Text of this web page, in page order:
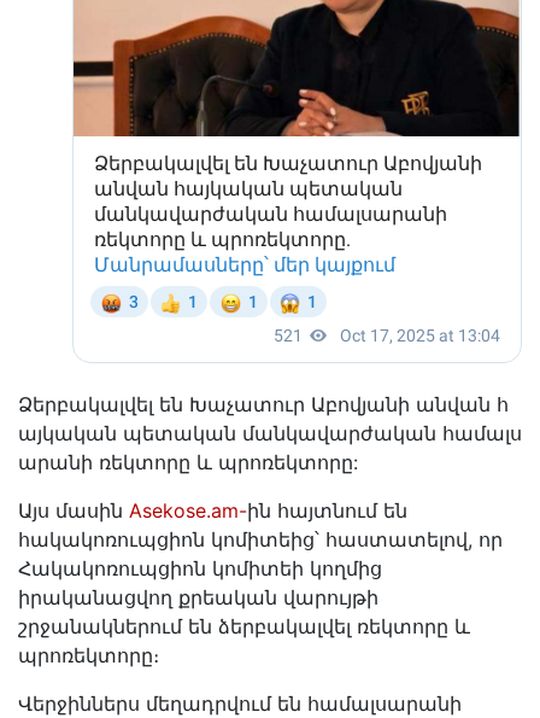
Ձերբակալվել են Խաչատուր Աբովյանի անվան հ
այկական պետական մանկավարժական համալս
արանի ռեկտորը և պրոռեկտորը:
Այս մասին Asekose.am-ին հայտնում են
հակակոռուպցիոն կոմիտեից՝ հաստատելով, որ
Հակակոռուպցիոն կոմիտեի կողմից
իրականացվող քրեական վարույթի
շրջանակներում են ձերբակալվել ռեկտորը և
պրոռեկտորը։
Վերջիններս մեղադրվում են համալսարանի